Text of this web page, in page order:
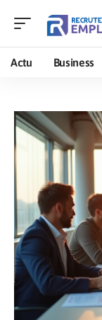
Actu Business